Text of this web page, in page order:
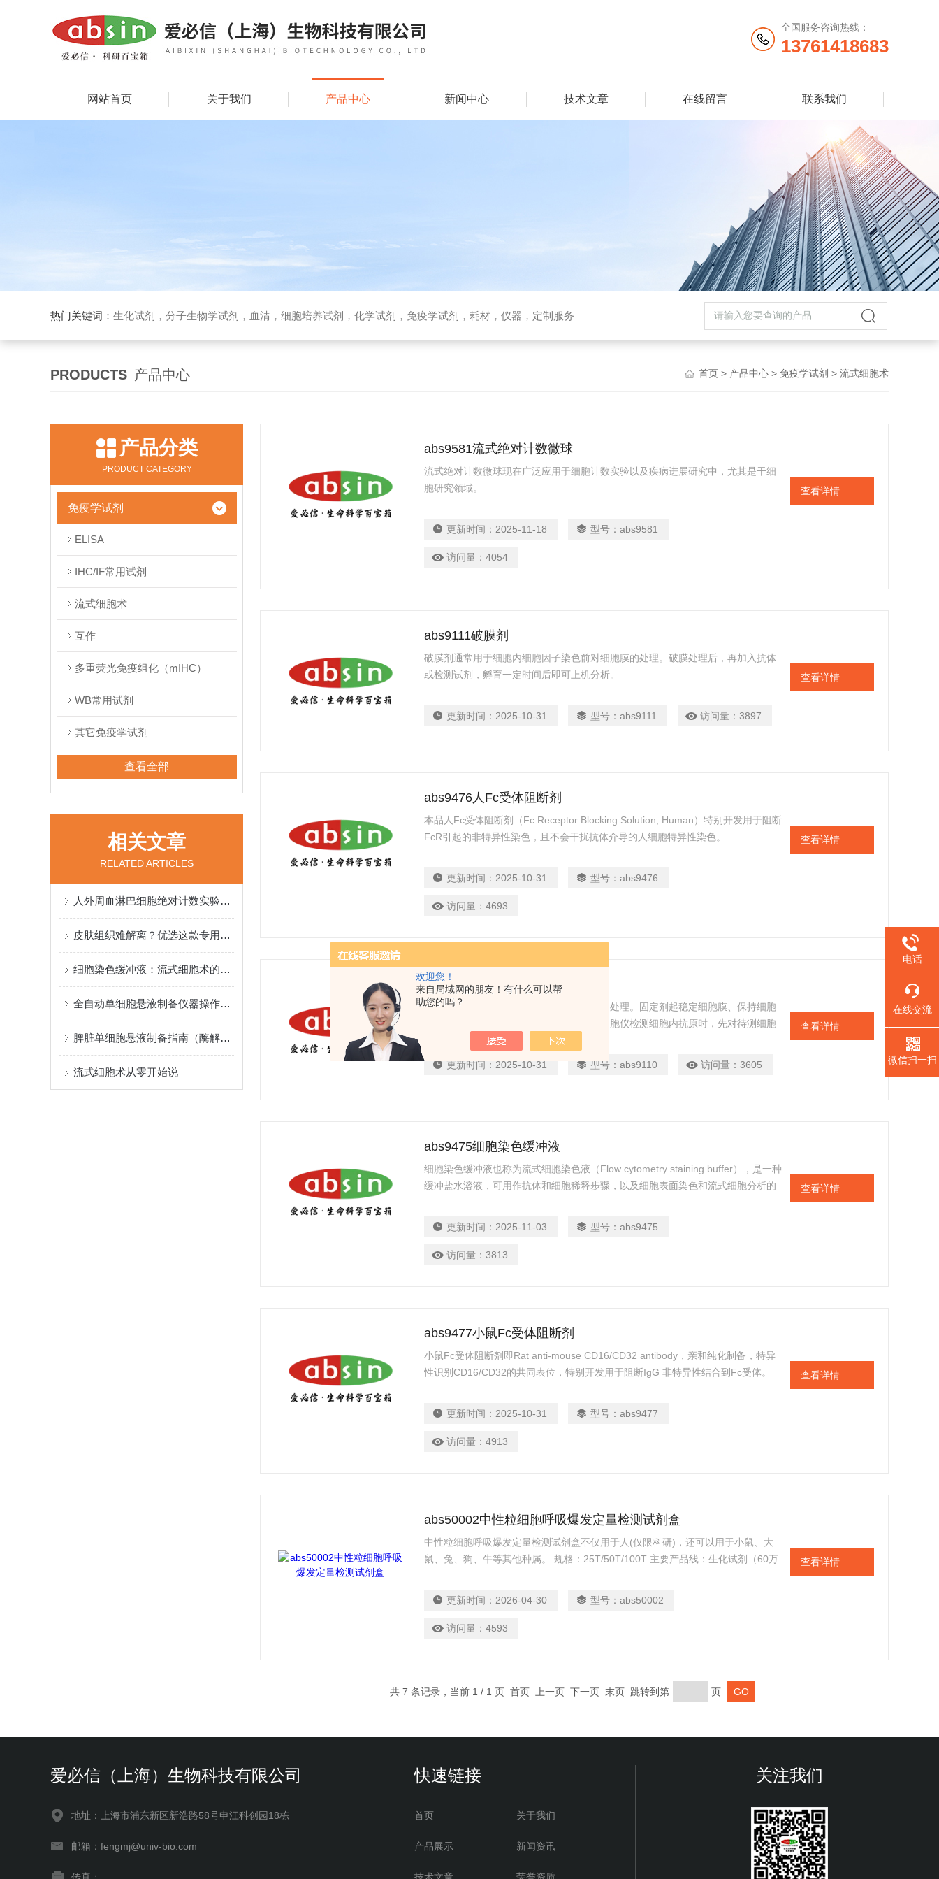
欢迎您！
来自局域网的朋友！有什么可以帮
助您的吗？
全国服务咨询热线：
13761418683
网站首页 关于我们 产品中心 新闻中心 技术文章 在线留言 联系我们
热门关键词： 生化试剂，分子生物学试剂，血清，细胞培养试剂，化学试剂，免疫学试剂，耗材，仪器，定制服务
PRODUCTS 产品中心 首页 > 产品中心 > 免疫学试剂 > 流式细胞术
产品分类
PRODUCT CATEGORY
免疫学试剂
ELISA
IHC/IF常用试剂
流式细胞术
互作
多重荧光免疫组化（mIHC）
WB常用试剂
其它免疫学试剂
查看全部
相关文章
RELATED ARTICLES
人外周血淋巴细胞绝对计数实验方法与验证
皮肤组织难解离？优选这款专用解离试剂盒
细胞染色缓冲液：流式细胞术的关键试剂
全自动单细胞悬液制备仪器操作指南：30分钟搞定实验难题
脾脏单细胞悬液制备指南（酶解法）
流式细胞术从零开始说
abs9581流式绝对计数微球
流式绝对计数微球现在广泛应用于细胞计数实验以及疾病进展研究中，尤其是干细
胞研究领域。
更新时间： 2025-11-18 型号：abs9581
访问量：4054
查看详情
abs9111破膜剂
破膜剂通常用于细胞内细胞因子染色前对细胞膜的处理。破膜处理后，再加入抗体
或检测试剂，孵育一定时间后即可上机分析。
更新时间： 2025-10-31 型号：abs9111 访问量：3897
查看详情
abs9476人Fc受体阻断剂
本品人Fc受体阻断剂（Fc Receptor Blocking Solution, Human）特别开发用于阻断
FcR引起的非特异性染色，且不会干扰抗体介导的人细胞特异性染色。
更新时间： 2025-10-31 型号：abs9476
访问量：4693
查看详情
abs9110固定剂
通常用于细胞内细胞因子染色前对细胞膜的处理。固定剂起稳定细胞膜、保持细胞
膜表面抗体与抗原结合的作用。使用流式细胞仪检测细胞内抗原时，先对待测细胞
进行固定、破膜处理后，再加入相应抗体或检测试剂，孵育一定时间后即可上机分
更新时间： 2025-10-31 型号：abs9110 访问量：3605
查看详情
abs9475细胞染色缓冲液
细胞染色缓冲液也称为流式细胞染色液（Flow cytometry staining buffer），是一种
缓冲盐水溶液，可用作抗体和细胞稀释步骤，以及细胞表面染色和流式细胞分析的
更新时间： 2025-11-03 型号：abs9475
访问量：3813
查看详情
abs9477小鼠Fc受体阻断剂
小鼠Fc受体阻断剂即Rat anti-mouse CD16/CD32 antibody，亲和纯化制备，特异
性识别CD16/CD32的共同表位，特别开发用于阻断IgG 非特异性结合到Fc受体。
更新时间： 2025-10-31 型号：abs9477
访问量：4913
查看详情
abs50002中性粒细胞呼吸爆发定量检测试剂盒
中性粒细胞呼吸爆发定量检测试剂盒不仅用于人(仅限科研)，还可以用于小鼠、大
鼠、兔、狗、牛等其他种属。 规格：25T/50T/100T 主要产品线：生化试剂（60万
更新时间： 2026-04-30 型号：abs50002
访问量：4593
查看详情
共 7 条记录，当前 1 / 1 页 首页 上一页 下一页 末页 跳转到第 页
爱必信（上海）生物科技有限公司
地址：上海市浦东新区新浩路58号申江科创园18栋
邮箱：fengmj@univ-bio.com
快速链接
首页 关于我们
产品展示 新闻资讯
关注我们
电话
在线交流
微信扫一扫